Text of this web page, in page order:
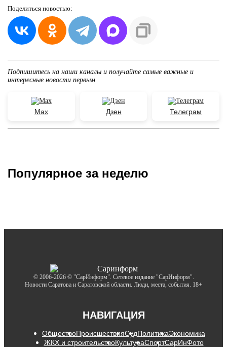
Поделиться новостью:
Подпишитесь на наши каналы и получайте самые важные и
интересные новости первым
Max Дзен Телеграм
Популярное за неделю
© 2006-2026 © "СарИнформ". Сетевое издание "СарИнформ".
Новости Саратова и Саратовской области. Люди, места, события. 18+
НАВИГАЦИЯ
ОбществоПроисшествияСудПолитикаЭкономика
ЖКХ и строительствоКультураСпортСарИнФото